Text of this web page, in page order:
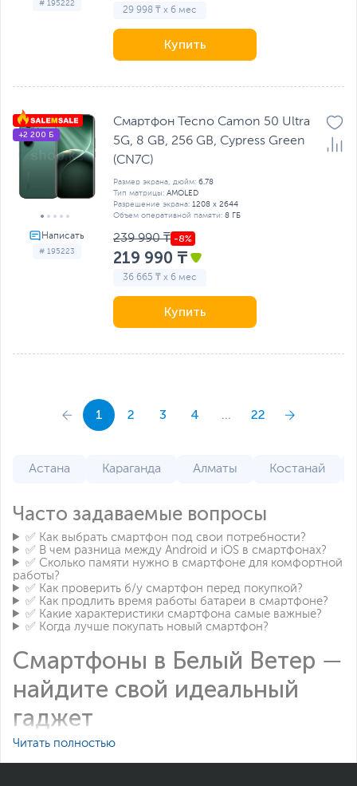
# 195222
29 998 ₸ x 6 мес
Купить
# 195223
+2 200 Б
Смартфон Tecno Camon 50 Ultra
5G, 8 GB, 256 GB, Cypress Green
(CN7C)
Размер экрана, дюйм: 6.78
Тип матрицы: AMOLED
Разрешение экрана: 1208 х 2644
Объем оперативной памяти: 8 ГБ
239 990 ₸
219 990 ₸
36 665 ₸ x 6 мес
Купить
1 2 3 4 ... 22
Астана Караганда Алматы Костанай
Часто задаваемые вопросы
✅ Как выбрать смартфон под свои потребности?
✅ В чем разница между Android и iOS в смартфонах?
✅ Сколько памяти нужно в смартфоне для комфортной
работы?
✅ Как проверить б/у смартфон перед покупкой?
✅ Как продлить время работы батареи в смартфоне?
✅ Какие характеристики смартфона самые важные?
✅ Когда лучше покупать новый смартфон?
Смартфоны в Белый Ветер —
найдите свой идеальный
гаджет
Современный смартфон стал неотъемлемой частью
Читать полностью